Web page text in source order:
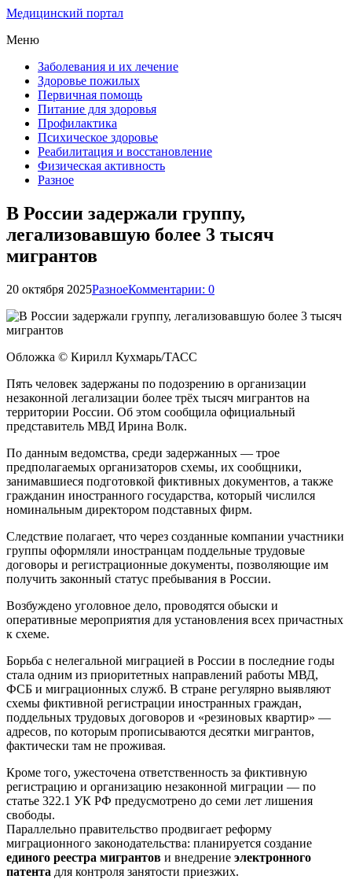
Медицинский портал
Меню
Заболевания и их лечение
Здоровье пожилых
Первичная помощь
Питание для здоровья
Профилактика
Психическое здоровье
Реабилитация и восстановление
Физическая активность
Разное
В России задержали группу,
легализовавшую более 3 тысяч
мигрантов
20 октября 2025РазноеКомментарии: 0
Обложка © Кирилл Кухмарь/ТАСС
Пять человек задержаны по подозрению в организации
незаконной легализации более трёх тысяч мигрантов на
территории России. Об этом сообщила официальный
представитель МВД Ирина Волк.
По данным ведомства, среди задержанных — трое
предполагаемых организаторов схемы, их сообщники,
занимавшиеся подготовкой фиктивных документов, а также
гражданин иностранного государства, который числился
номинальным директором подставных фирм.
Следствие полагает, что через созданные компании участники
группы оформляли иностранцам поддельные трудовые
договоры и регистрационные документы, позволяющие им
получить законный статус пребывания в России.
Возбуждено уголовное дело, проводятся обыски и
оперативные мероприятия для установления всех причастных
к схеме.
Борьба с нелегальной миграцией в России в последние годы
стала одним из приоритетных направлений работы МВД,
ФСБ и миграционных служб. В стране регулярно выявляют
схемы фиктивной регистрации иностранных граждан,
поддельных трудовых договоров и «резиновых квартир» —
адресов, по которым прописываются десятки мигрантов,
фактически там не проживая.
Кроме того, ужесточена ответственность за фиктивную
регистрацию и организацию незаконной миграции — по
статье 322.1 УК РФ предусмотрено до семи лет лишения
свободы.
Параллельно правительство продвигает реформу
миграционного законодательства: планируется создание
единого реестра мигрантов и внедрение электронного
патента для контроля занятости приезжих.